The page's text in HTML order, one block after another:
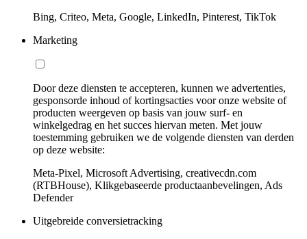
Bing, Criteo, Meta, Google, LinkedIn, Pinterest, TikTok
Marketing
Door deze diensten te accepteren, kunnen we advertenties,
gesponsorde inhoud of kortingsacties voor onze website of
producten weergeven op basis van jouw surf- en
winkelgedrag en het succes hiervan meten. Met jouw
toestemming gebruiken we de volgende diensten van derden
op deze website:
Meta-Pixel, Microsoft Advertising, creativecdn.com
(RTBHouse), Klikgebaseerde productaanbevelingen, Ads
Defender
Uitgebreide conversietracking